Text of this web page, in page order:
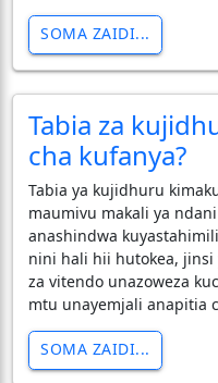
SOMA ZAIDI...
Tabia za
cha kufanya?
Tabia ya kujidhuru
maumivu makali ya
anashindwa
nini hali hii hutokea, jinsi
za vitendo unazoweza
mtu unayemjali anapitia
SOMA ZAIDI...